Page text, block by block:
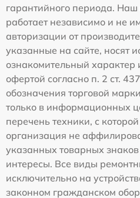
гарантийного периода.
работает независимо и не
авторизации от
указанные на сайте, носят
ознакомительный характер
офертой согласно п. 2 ст.
обозначения торговой
только в информационных
перечень техники, с
организация не
указанных товарных
интересы. Все виды
исключительно на
законном гражданском